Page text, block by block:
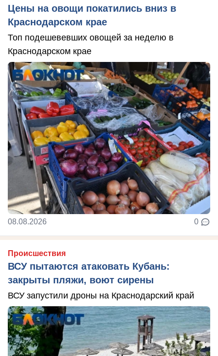
Цены на овощи покатились вниз в
Краснодарском крае
Топ подешевевших овощей за неделю в
Краснодарском крае
08.08.2026 0
Происшествия
ВСУ пытаются атаковать Кубань:
закрыты пляжи, воют сирены
ВСУ запустили дроны на Краснодарский край